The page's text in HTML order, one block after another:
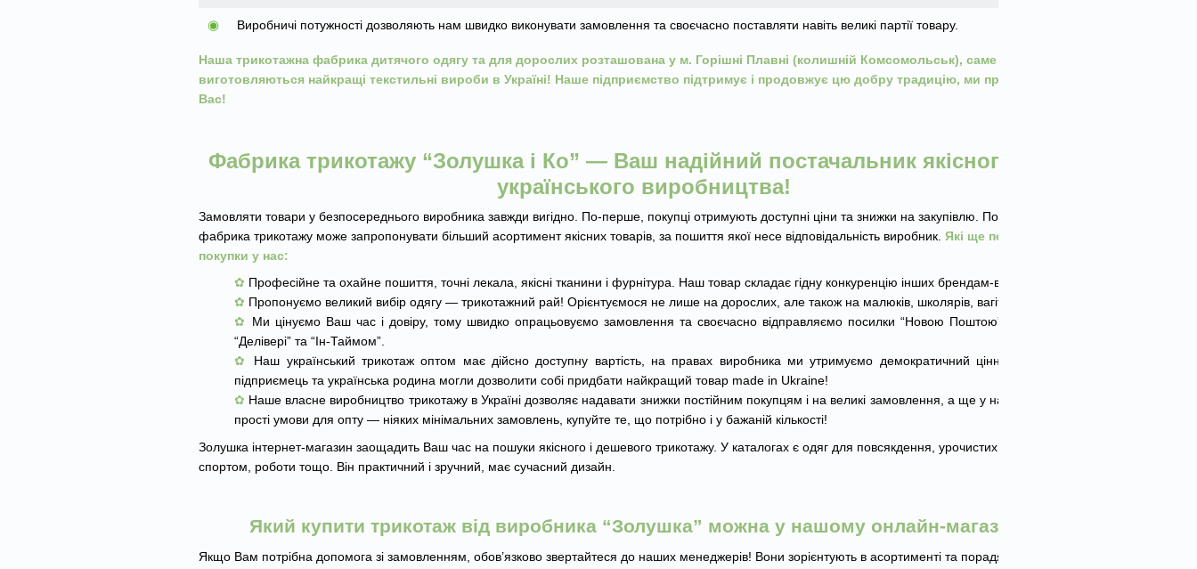
◉ Виробничі потужності дозволяють нам швидко виконувати замовлення та своєчасно поставляти навіть великі партії товару.
Наша трикотажна фабрика дитячого одягу та для дорослих розташована у м. Горішні Плавні (колишній Комсомольськ), саме тут
виготовляються найкращі текстильні вироби в Україні! Наше підприємство підтримує і продовжує цю добру традицію, ми працюємо для
Вас!
Фабрика трикотажу “Золушка і Ко” — Ваш надійний постачальник якісного одягу
українського виробництва!
Замовляти товари у безпосереднього виробника завжди вигідно. По-перше, покупці отримують доступні ціни та знижки на закупівлю. По-друге,
фабрика трикотажу може запропонувати більший асортимент якісних товарів, за пошиття якої несе відповідальність виробник. Які ще переваги
покупки у нас:
✿ Професійне та охайне пошиття, точні лекала, якісні тканини і фурнітура. Наш товар складає гідну конкуренцію інших брендам-виробникам!
✿ Пропонуємо великий вибір одягу — трикотажний рай! Орієнтуємося не лише на дорослих, але також на малюків, школярів, вагітних жінок.
✿
Ми цінуємо Ваш час і довіру, тому швидко опрацьовуємо замовлення та своєчасно відправляємо посилки “Новою Поштою”, “Укрпоштою”,
“Делівері” та “Ін-Таймом”.
✿
Наш український трикотаж оптом має дійсно доступну вартість, на правах виробника ми утримуємо демократичний цінник, щоб кожен
підприємець та українська родина могли дозволити собі придбати найкращий товар made in Ukraine!
✿ Наше власне виробництво трикотажу в Україні дозволяє надавати знижки постійним покупцям і на великі замовлення, а ще у нас надзвичайно
прості умови для опту — ніяких мінімальних замовлень, купуйте те, що потрібно і у бажаній кількості!
Золушка інтернет-магазин заощадить Ваш час на пошуки якісного і дешевого трикотажу. У каталогах є одяг для повсякдення, урочистих подій, занять
спортом, роботи тощо. Він практичний і зручний, має сучасний дизайн.
Який купити трикотаж від виробника “Золушка” можна у нашому онлайн-магазині?
Якщо Вам потрібна допомога зі замовленням, обов’язково звертайтеся до наших менеджерів! Вони зорієнтують в асортименті та порадять, який